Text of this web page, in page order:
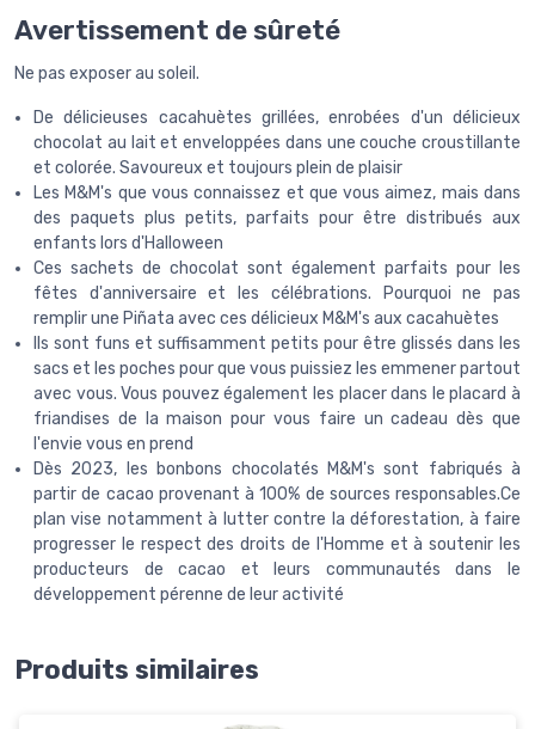
Avertissement de sûreté
Ne pas exposer au soleil.
De délicieuses cacahuètes grillées, enrobées d'un délicieux
chocolat au lait et enveloppées dans une couche croustillante
et colorée. Savoureux et toujours plein de plaisir
Les M&M's que vous connaissez et que vous aimez, mais dans
des paquets plus petits, parfaits pour être distribués aux
enfants lors d'Halloween
Ces sachets de chocolat sont également parfaits pour les
fêtes d'anniversaire et les célébrations. Pourquoi ne pas
remplir une Piñata avec ces délicieux M&M's aux cacahuètes
Ils sont funs et suffisamment petits pour être glissés dans les
sacs et les poches pour que vous puissiez les emmener partout
avec vous. Vous pouvez également les placer dans le placard à
friandises de la maison pour vous faire un cadeau dès que
l'envie vous en prend
Dès 2023, les bonbons chocolatés M&M's sont fabriqués à
partir de cacao provenant à 100% de sources responsables.Ce
plan vise notamment à lutter contre la déforestation, à faire
progresser le respect des droits de l'Homme et à soutenir les
producteurs de cacao et leurs communautés dans le
développement pérenne de leur activité
Produits similaires